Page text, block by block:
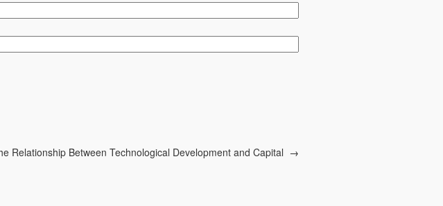
Relationship Between Technological Development and Capital →